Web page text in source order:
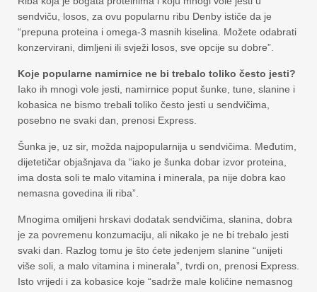
sendviču, losos, za ovu popularnu ribu Denby ističe da je
“prepuna proteina i omega-3 masnih kiselina. Možete odabrati
konzervirani, dimljeni ili svježi losos, sve opcije su dobre”.
Koje popularne namirnice ne bi trebalo toliko često jesti?
Iako ih mnogi vole jesti, namirnice poput šunke, tune, slanine i
kobasica ne bismo trebali toliko često jesti u sendvičima,
posebno ne svaki dan, prenosi Express.
Šunka je, uz sir, možda najpopularnija u sendvičima. Međutim,
dijetetičar objašnjava da “iako je šunka dobar izvor proteina,
ima dosta soli te malo vitamina i minerala, pa nije dobra kao
nemasna govedina ili riba”.
Mnogima omiljeni hrskavi dodatak sendvičima, slanina, dobra
je za povremenu konzumaciju, ali nikako je ne bi trebalo jesti
svaki dan. Razlog tomu je što ćete jedenjem slanine “unijeti
više soli, a malo vitamina i minerala”, tvrdi on, prenosi Express.
Isto vrijedi i za kobasice koje “sadrže male količine nemasnog